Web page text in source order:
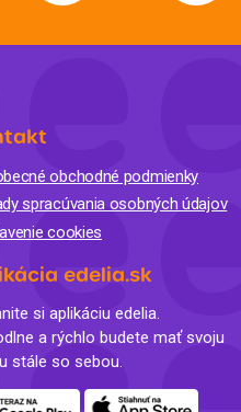
obchodné podmienky
spracúvania osobných údajov
cookies
edelia.sk
si aplikáciu edelia.
a rýchlo budete mať svoju
stále so sebou.